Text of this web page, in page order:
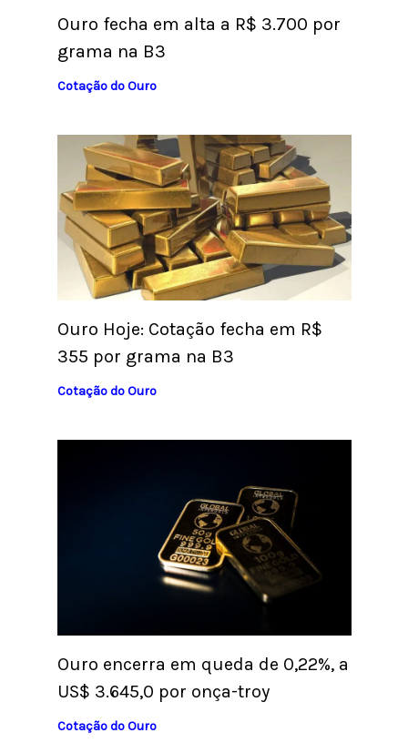
Ouro fecha em alta a R$ 3.700 por
grama na B3
Cotação do Ouro
Ouro Hoje: Cotação fecha em R$
355 por grama na B3
Cotação do Ouro
Ouro encerra em queda de 0,22%, a
US$ 3.645,0 por onça-troy
Cotação do Ouro